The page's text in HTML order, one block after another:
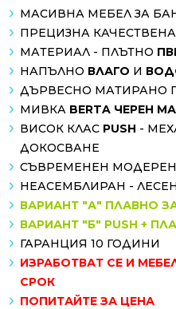
МАСИВНА МЕБЕЛ ЗА
ПРЕЦИЗНА
МАТЕРИАЛ - ПЛЪТНО
НАПЪЛНО ВЛАГО И
ДЪРВЕСНО МАТИРАНО
МИВКА BERTA ЧЕРЕН
ВИСОК КЛАС PUSH -
ДОКОСВАНЕ
СЪВРЕМЕНЕН
НЕАСЕМБЛИРАН -
ВАРИАНТ "А" ПЛАВНО
ВАРИАНТ "Б" PUSH +
ГАРАНЦИЯ 10 ГОДИНИ
ИЗРАБОТВАТ СЕ И
СРОК
ПОПИТАЙТЕ ЗА ЦЕНА